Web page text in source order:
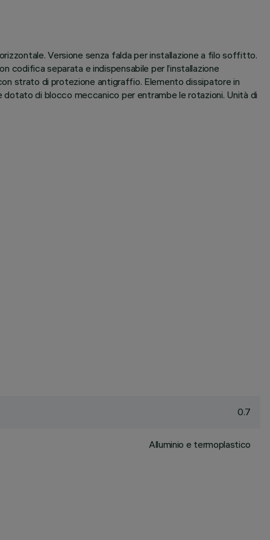
Versione senza falda per installazione a filo soffitto.
separata e indispensabile per l’installazione
strato di protezione antigraffio. Elemento dissipatore in
dotato di blocco meccanico per entrambe le rotazioni. Unità di
0.7
Alluminio e termoplastico